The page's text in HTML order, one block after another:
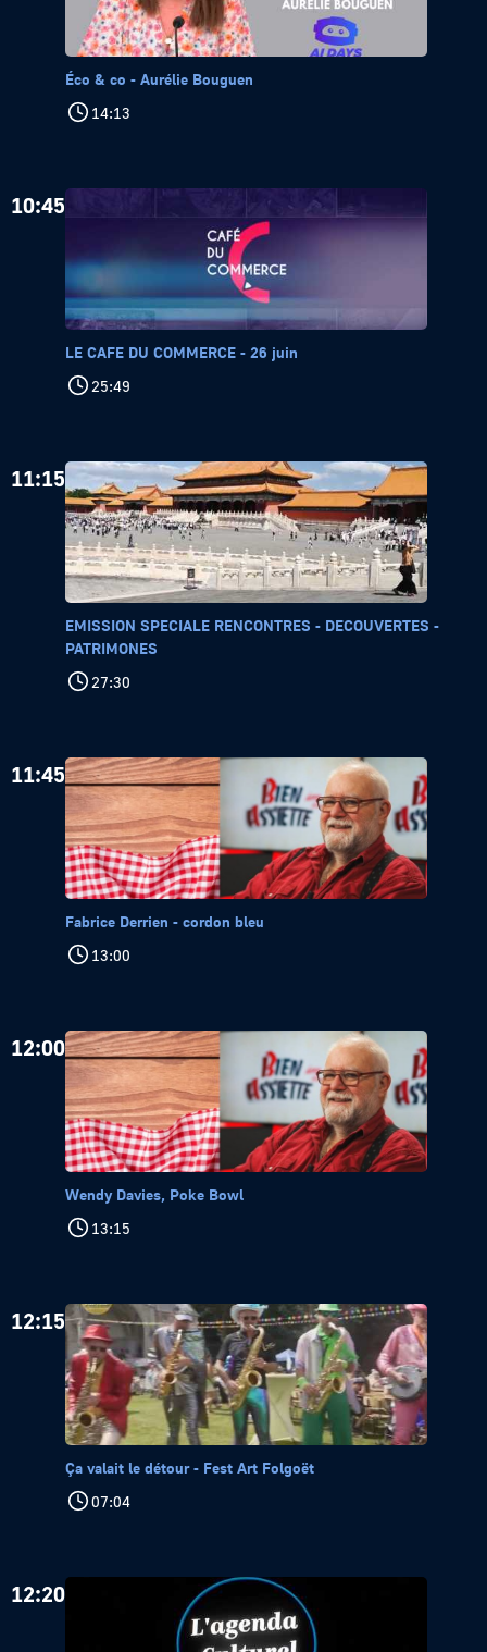
Éco & co - Aurélie Bouguen
14:13
10:45
LE CAFE DU COMMERCE - 26 juin
25:49
11:15
EMISSION SPECIALE RENCONTRES - DECOUVERTES -
PATRIMONES
27:30
11:45
Fabrice Derrien - cordon bleu
13:00
12:00
Wendy Davies, Poke Bowl
13:15
12:15
Ça valait le détour - Fest Art Folgoët
07:04
12:20